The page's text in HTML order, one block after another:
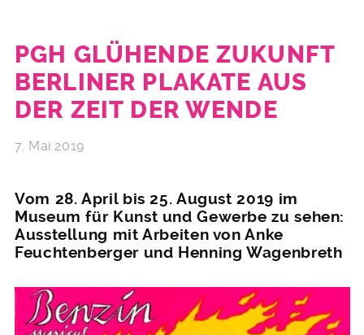
PGH GLÜHENDE ZUKUNFT
BERLINER PLAKATE AUS
DER ZEIT DER WENDE
7. Mai 2019
Vom 28. April bis 25. August 2019 im
Museum für Kunst und Gewerbe zu sehen:
Ausstellung mit Arbeiten von Anke
Feuchtenberger und Henning Wagenbreth